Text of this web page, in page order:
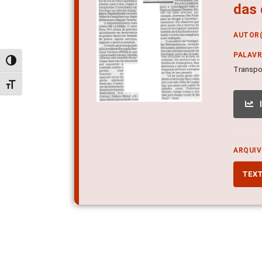
Alternar alto contraste
Alternar tamanho da fonte
das